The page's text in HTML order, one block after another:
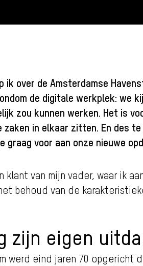
ik over de Amsterdamse
de digitale werkplek: we
zou kunnen werken. Het is
in elkaar zitten. En des
voor aan onze nieuwe
klant van mijn vader, waar ik
behoud van de
zijn eigen
werd eind jaren 70